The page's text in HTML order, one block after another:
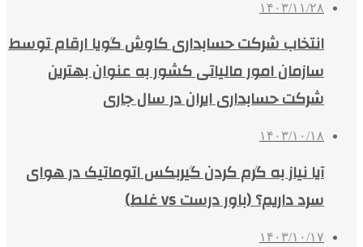
۱۴۰۳/۱۱/۲۸
انتخاب شرکت حسابداری کاوش گویا ارقام توسط
سازمان امور مالیاتی کشور به عنوان بهترین
شرکت حسابداری ایران در سال جاری
۱۴۰۳/۱۰/۱۸
آیا نیاز به گرم کردن گیربکس اتوماتیک در هوای
سرد داریم؟ (باور درست vs غلط)
۱۴۰۳/۱۰/۱۷